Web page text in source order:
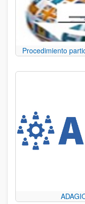
Procedimiento